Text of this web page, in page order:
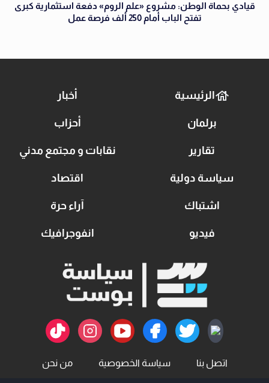
قيادي بحماة الوطن: مشروع «علم الروم» دفعة استثمارية كبرى
تفتح الباب أمام 250 ألف فرصة عمل
الرئيسية أخبار
برلمان أحزاب
تقارير نقابات و مجتمع مدني
سياسة دولية اقتصاد
اشتباك آراء حرة
فيديو انفوجرافيك
اتصل بنا سياسة الخصوصية من نحن